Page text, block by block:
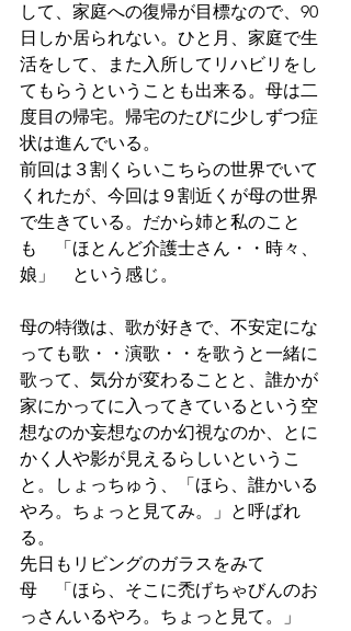
して、家庭への復帰が目標なので、90
日しか居られない。ひと月、家庭で生
活をして、また入所してリハビリをし
てもらうということも出来る。母は二
度目の帰宅。帰宅のたびに少しずつ症
状は進んでいる。
前回は３割くらいこちらの世界でいて
くれたが、今回は９割近くが母の世界
で生きている。だから姉と私のこと
も　「ほとんど介護士さん・・時々、
娘」　という感じ。
母の特徴は、歌が好きで、不安定にな
っても歌・・演歌・・を歌うと一緒に
歌って、気分が変わることと、誰かが
家にかってに入ってきているという空
想なのか妄想なのか幻視なのか、とに
かく人や影が見えるらしいというこ
と。しょっちゅう、「ほら、誰かいる
やろ。ちょっと見てみ。」と呼ばれ
る。
先日もリビングのガラスをみて
母　「ほら、そこに禿げちゃびんのお
っさんいるやろ。ちょっと見て。」